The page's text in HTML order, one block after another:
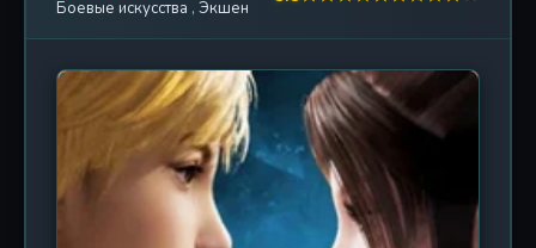
Каждый шаг сквозь пространство и время
приближает его к разгадке тайны, которая может
изменить судьбу всего человечества. В мире, где
магия переплетается с технологией, а древние
легенды становятся реальностью, герой должен
найти союзников среди тех, кто также ищет
истину. Но доверять здесь нельзя никому: тени
Боевые искусства , Экшен